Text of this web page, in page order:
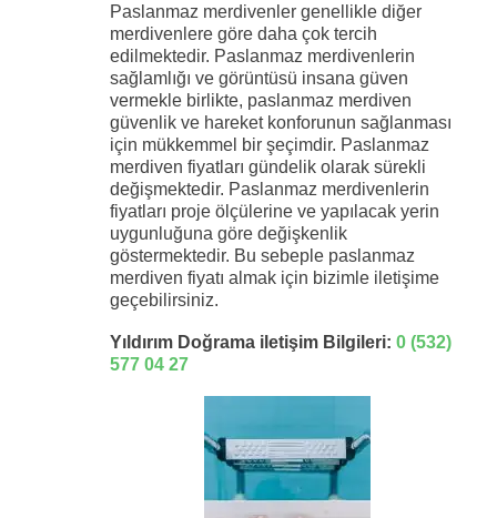
Paslanmaz merdivenler genellikle diğer
merdivenlere göre daha çok tercih
edilmektedir. Paslanmaz merdivenlerin
sağlamlığı ve görüntüsü insana güven
vermekle birlikte, paslanmaz merdiven
güvenlik ve hareket konforunun sağlanması
için mükkemmel bir şeçimdir. Paslanmaz
merdiven fiyatları gündelik olarak sürekli
değişmektedir. Paslanmaz merdivenlerin
fiyatları proje ölçülerine ve yapılacak yerin
uygunluğuna göre değişkenlik
göstermektedir. Bu sebeple paslanmaz
merdiven fiyatı almak için bizimle iletişime
geçebilirsiniz.
Yıldırım Doğrama iletişim Bilgileri: 0 (532)
577 04 27